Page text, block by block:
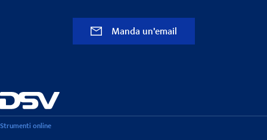
Manda un'email
Strumenti online